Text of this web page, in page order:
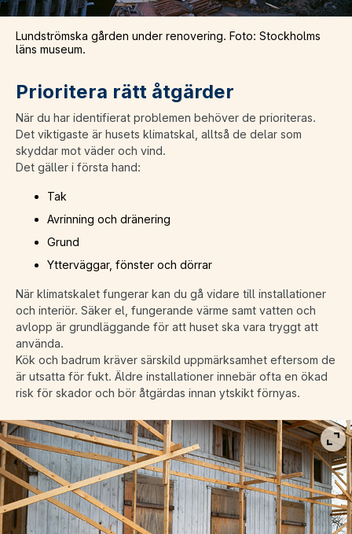
Lundströmska gården under renovering. Foto: Stockholms
läns museum.
Prioritera rätt åtgärder
När du har identifierat problemen behöver de prioriteras.
Det viktigaste är husets klimatskal, alltså de delar som
skyddar mot väder och vind.
Det gäller i första hand:
Tak
Avrinning och dränering
Grund
Ytterväggar, fönster och dörrar
När klimatskalet fungerar kan du gå vidare till installationer
och interiör. Säker el, fungerande värme samt vatten och
avlopp är grundläggande för att huset ska vara tryggt att
använda.
Kök och badrum kräver särskild uppmärksamhet eftersom de
är utsatta för fukt. Äldre installationer innebär ofta en ökad
risk för skador och bör åtgärdas innan ytskikt förnyas.